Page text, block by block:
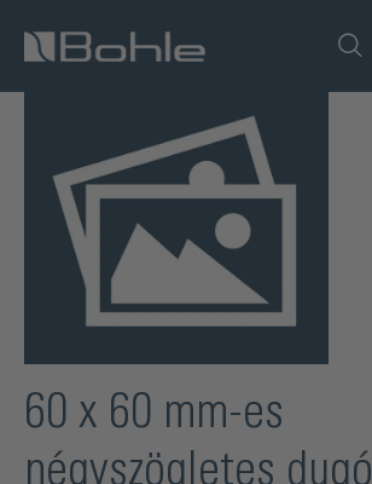
60 x 60 mm-es
négyszögletes dugó